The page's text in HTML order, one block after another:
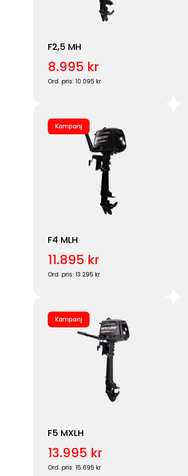
F2,5 MH
8.995 kr
Ord. pris: 10.095 kr
Kampanj
F4 MLH
11.895 kr
Ord. pris: 13.295 kr
Kampanj
F5 MXLH
13.995 kr
Ord. pris: 15.695 kr